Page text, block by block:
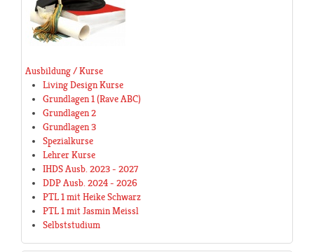
Ausbildung / Kurse
Living Design Kurse
Grundlagen 1 (Rave ABC)
Grundlagen 2
Grundlagen 3
Spezialkurse
Lehrer Kurse
IHDS Ausb. 2023 - 2027
DDP Ausb. 2024 - 2026
PTL 1 mit Heike Schwarz
PTL 1 mit Jasmin Meissl
Selbststudium